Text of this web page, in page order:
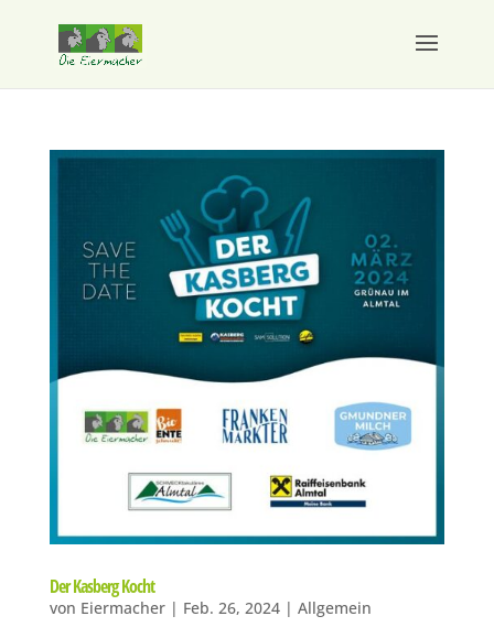
Der Kasberg Kocht
von Eiermacher| Feb. 26, 2024| Allgemein